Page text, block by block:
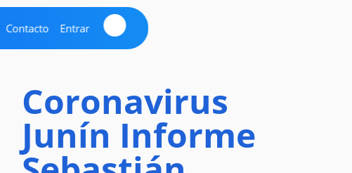
Contacto Entrar
Coronavirus
Junín Informe